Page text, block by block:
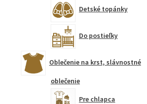
Detské topánky
Do postieľky
Oblečenie na krst, slávnostné
oblečenie
Pre chlapca